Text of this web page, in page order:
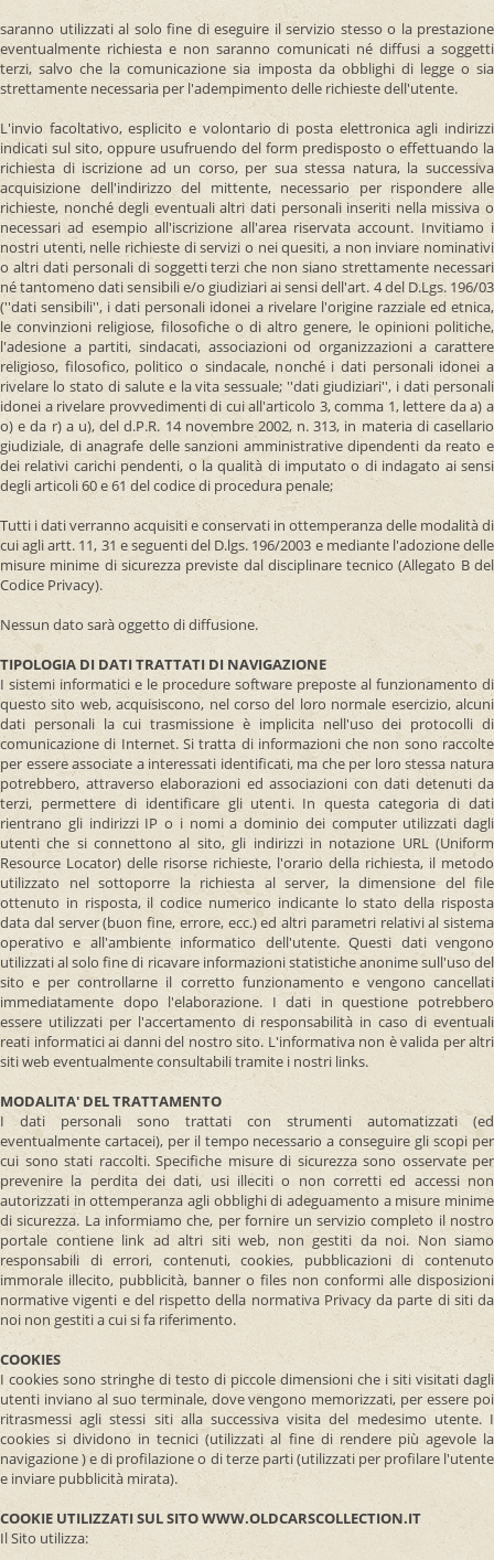
saranno utilizzati al solo fine di eseguire il servizio stesso o la prestazione
eventualmente richiesta e non saranno comunicati né diffusi a soggetti
terzi, salvo che la comunicazione sia imposta da obblighi di legge o sia
strettamente necessaria per l'adempimento delle richieste dell'utente.
L'invio facoltativo, esplicito e volontario di posta elettronica agli indirizzi
indicati sul sito, oppure usufruendo del form predisposto o effettuando la
richiesta di iscrizione ad un corso, per sua stessa natura, la successiva
acquisizione dell'indirizzo del mittente, necessario per rispondere alle
richieste, nonché degli eventuali altri dati personali inseriti nella missiva o
necessari ad esempio all'iscrizione all'area riservata account. Invitiamo i
nostri utenti, nelle richieste di servizi o nei quesiti, a non inviare nominativi
o altri dati personali di soggetti terzi che non siano strettamente necessari
né tantomeno dati sensibili e/o giudiziari ai sensi dell'art. 4 del D.Lgs. 196/03
(''dati sensibili'', i dati personali idonei a rivelare l'origine razziale ed etnica,
le convinzioni religiose, filosofiche o di altro genere, le opinioni politiche,
l'adesione a partiti, sindacati, associazioni od organizzazioni a carattere
religioso, filosofico, politico o sindacale, nonché i dati personali idonei a
rivelare lo stato di salute e la vita sessuale; ''dati giudiziari'', i dati personali
idonei a rivelare provvedimenti di cui all'articolo 3, comma 1, lettere da a) a
o) e da r) a u), del d.P.R. 14 novembre 2002, n. 313, in materia di casellario
giudiziale, di anagrafe delle sanzioni amministrative dipendenti da reato e
dei relativi carichi pendenti, o la qualità di imputato o di indagato ai sensi
degli articoli 60 e 61 del codice di procedura penale;
Tutti i dati verranno acquisiti e conservati in ottemperanza delle modalità di
cui agli artt. 11, 31 e seguenti del D.lgs. 196/2003 e mediante l'adozione delle
misure minime di sicurezza previste dal disciplinare tecnico (Allegato B del
Codice Privacy).
Nessun dato sarà oggetto di diffusione.
TIPOLOGIA DI DATI TRATTATI DI NAVIGAZIONE
I sistemi informatici e le procedure software preposte al funzionamento di
questo sito web, acquisiscono, nel corso del loro normale esercizio, alcuni
dati personali la cui trasmissione è implicita nell'uso dei protocolli di
comunicazione di Internet. Si tratta di informazioni che non sono raccolte
per essere associate a interessati identificati, ma che per loro stessa natura
potrebbero, attraverso elaborazioni ed associazioni con dati detenuti da
terzi, permettere di identificare gli utenti. In questa categoria di dati
rientrano gli indirizzi IP o i nomi a dominio dei computer utilizzati dagli
utenti che si connettono al sito, gli indirizzi in notazione URL (Uniform
Resource Locator) delle risorse richieste, l'orario della richiesta, il metodo
utilizzato nel sottoporre la richiesta al server, la dimensione del file
ottenuto in risposta, il codice numerico indicante lo stato della risposta
data dal server (buon fine, errore, ecc.) ed altri parametri relativi al sistema
operativo e all'ambiente informatico dell'utente. Questi dati vengono
utilizzati al solo fine di ricavare informazioni statistiche anonime sull'uso del
sito e per controllarne il corretto funzionamento e vengono cancellati
immediatamente dopo l'elaborazione. I dati in questione potrebbero
essere utilizzati per l'accertamento di responsabilità in caso di eventuali
reati informatici ai danni del nostro sito. L'informativa non è valida per altri
siti web eventualmente consultabili tramite i nostri links.
MODALITA' DEL TRATTAMENTO
I dati personali sono trattati con strumenti automatizzati (ed
eventualmente cartacei), per il tempo necessario a conseguire gli scopi per
cui sono stati raccolti. Specifiche misure di sicurezza sono osservate per
prevenire la perdita dei dati, usi illeciti o non corretti ed accessi non
autorizzati in ottemperanza agli obblighi di adeguamento a misure minime
di sicurezza. La informiamo che, per fornire un servizio completo il nostro
portale contiene link ad altri siti web, non gestiti da noi. Non siamo
responsabili di errori, contenuti, cookies, pubblicazioni di contenuto
immorale illecito, pubblicità, banner o files non conformi alle disposizioni
normative vigenti e del rispetto della normativa Privacy da parte di siti da
noi non gestiti a cui si fa riferimento.
COOKIES
I cookies sono stringhe di testo di piccole dimensioni che i siti visitati dagli
utenti inviano al suo terminale, dove vengono memorizzati, per essere poi
ritrasmessi agli stessi siti alla successiva visita del medesimo utente. I
cookies si dividono in tecnici (utilizzati al fine di rendere più agevole la
navigazione ) e di profilazione o di terze parti (utilizzati per profilare l'utente
e inviare pubblicità mirata).
COOKIE UTILIZZATI SUL SITO WWW.OLDCARSCOLLECTION.IT
Il Sito utilizza: